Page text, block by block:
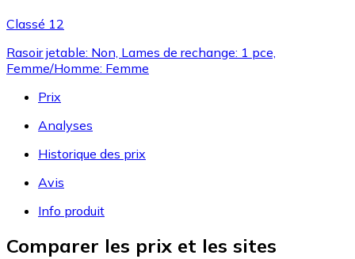
Classé 12
Rasoir jetable: Non, Lames de rechange: 1 pce,
Femme/Homme: Femme
Prix
Analyses
Historique des prix
Avis
Info produit
Comparer les prix et les sites